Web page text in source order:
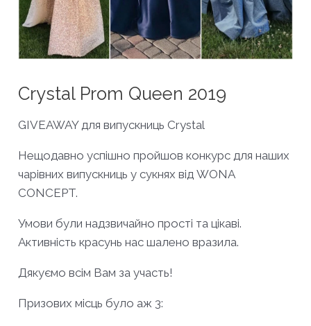
Crystal Prom Queen 2019
GIVEAWAY для випускниць Crystal
Нещодавно успішно пройшов конкурс для наших
чарівних випускниць у сукнях від WONA
CONCEPT.
Умови були надзвичайно прості та цікаві.
Активність красунь нас шалено вразила.
Дякуємо всім Вам за участь!
Призових місць було аж 3: